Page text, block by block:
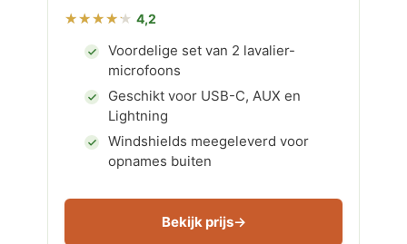
4,2
Voordelige set van 2 lavalier-
microfoons
Geschikt voor USB-C, AUX en
Lightning
Windshields meegeleverd voor
opnames buiten
Bekijk prijs